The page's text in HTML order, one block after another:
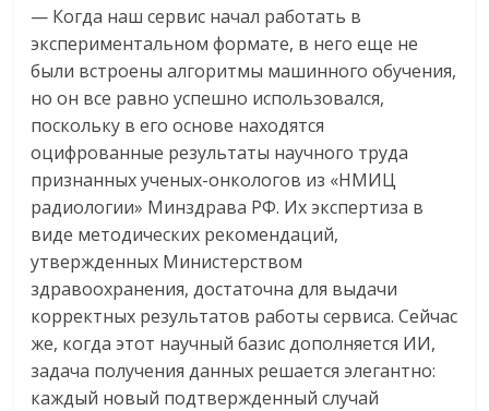
— Когда наш сервис начал работать в
экспериментальном формате, в него еще не
были встроены алгоритмы машинного обучения,
но он все равно успешно использовался,
поскольку в его основе находятся
оцифрованные результаты научного труда
признанных ученых-онкологов из «НМИЦ
радиологии» Минздрава РФ. Их экспертиза в
виде методических рекомендаций,
утвержденных Министерством
здравоохранения, достаточна для выдачи
корректных результатов работы сервиса. Сейчас
же, когда этот научный базис дополняется ИИ,
задача получения данных решается элегантно:
каждый новый подтвержденный случай